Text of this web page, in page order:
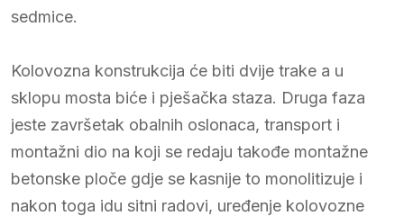
sedmice.
Kolovozna konstrukcija će biti dvije trake a u
sklopu mosta biće i pješačka staza. Druga faza
jeste završetak obalnih oslonaca, transport i
montažni dio na koji se redaju takođe montažne
betonske ploče gdje se kasnije to monolitizuje i
nakon toga idu sitni radovi, uređenje kolovozne